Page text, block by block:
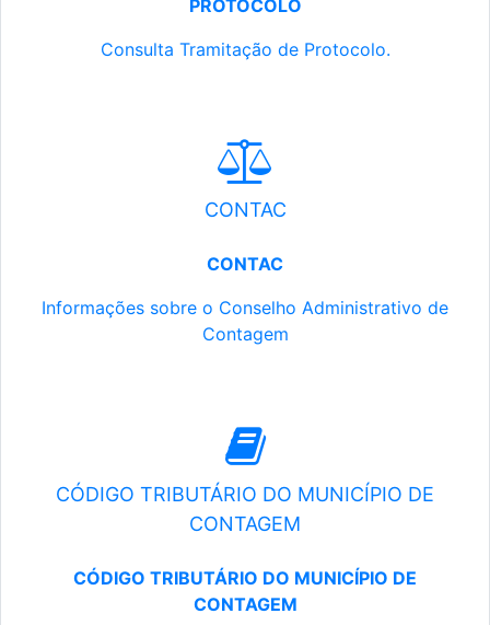
PROTOCOLO
Consulta Tramitação de Protocolo.
CONTAC
CONTAC
Informações sobre o Conselho Administrativo de
Contagem
CÓDIGO TRIBUTÁRIO DO MUNICÍPIO DE
CONTAGEM
CÓDIGO TRIBUTÁRIO DO MUNICÍPIO DE
CONTAGEM